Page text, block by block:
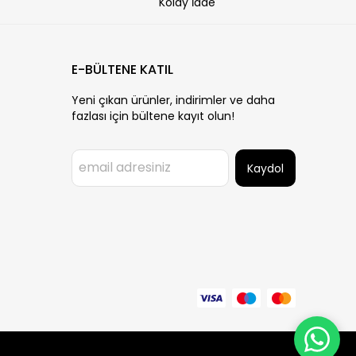
E-BÜLTENE KATIL
Yeni çıkan ürünler, indirimler ve daha
fazlası için bültene kayıt olun!
Kaydol